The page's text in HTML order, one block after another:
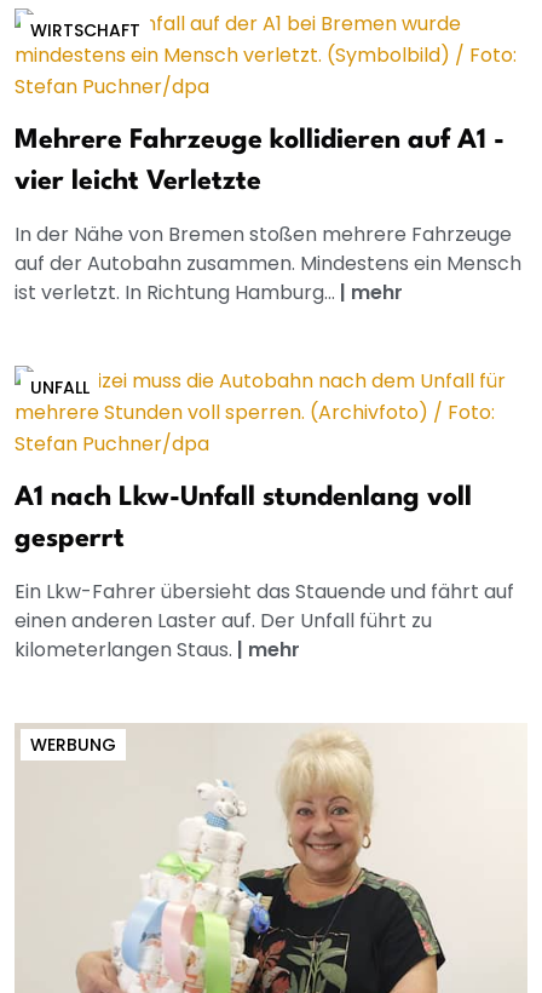
WIRTSCHAFT
Mehrere Fahrzeuge kollidieren auf A1 -
vier leicht Verletzte
In der Nähe von Bremen stoßen mehrere Fahrzeuge
auf der Autobahn zusammen. Mindestens ein Mensch
ist verletzt. In Richtung Hamburg... | mehr
UNFALL
A1 nach Lkw-Unfall stundenlang voll
gesperrt
Ein Lkw-Fahrer übersieht das Stauende und fährt auf
einen anderen Laster auf. Der Unfall führt zu
kilometerlangen Staus. | mehr
WERBUNG